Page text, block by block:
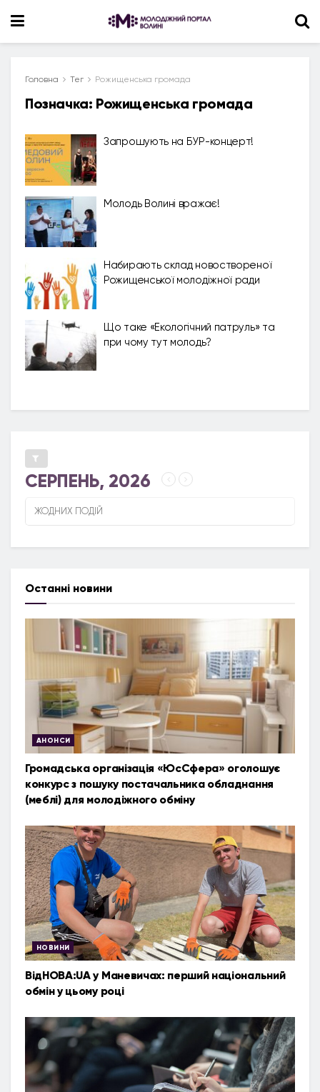
Головна Тег Рожищенська громада
Позначка: Рожищенська громада
Запрошують на БУР-концерт!
Молодь Волині вражає!
Набирають склад новоствореної
Рожищенської молодіжної ради
Що таке «Екологічний патруль» та
при чому тут молодь?
СЕРПЕНЬ, 2026
ЖОДНИХ ПОДІЙ
Останні новини
АНОНСИ
Громадська організація «ЮсСфера» оголошує
конкурс з пошуку постачальника обладнання
(меблі) для молодіжного обміну
НОВИНИ
ВідНОВА:UA у Маневичах: перший національний
обмін у цьому році